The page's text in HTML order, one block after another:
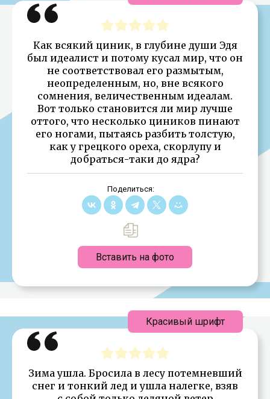
Как всякий циник, в глубине души Эдя
был идеалист и потому кусал мир, что он
не соответствовал его размытым,
неопределенным, но, вне всякого
сомнения, величественным идеалам.
Вот только становится ли мир лучше
оттого, что несколько циников пинают
его ногами, пытаясь разбить толстую,
как у грецкого ореха, скорлупу и
добраться-таки до ядра?
Поделиться:
Вставить на фото
Зима ушла. Бросила в лесу потемневший
снег и тонкий лед и ушла налегке, взяв
Красивый шрифт